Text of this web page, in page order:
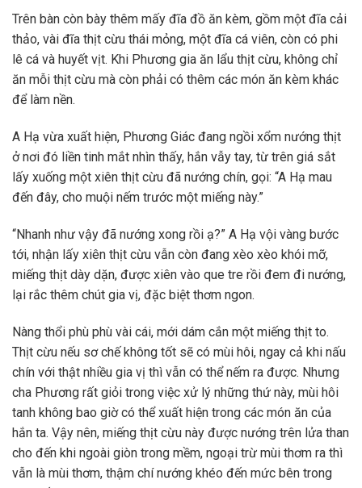
Trên bàn còn bày thêm mấy đĩa đồ ăn kèm, gồm một đĩa cải
thảo, vài đĩa thịt cừu thái mỏng, một đĩa cá viên, còn có phi
lê cá và huyết vịt. Khi Phương gia ăn lẩu thịt cừu, không chỉ
ăn mỗi thịt cừu mà còn phải có thêm các món ăn kèm khác
để làm nền.
A Hạ vừa xuất hiện, Phương Giác đang ngồi xổm nướng thịt
ở nơi đó liền tinh mắt nhìn thấy, hắn vẫy tay, từ trên giá sắt
lấy xuống một xiên thịt cừu đã nướng chín, gọi: “A Hạ mau
đến đây, cho muội nếm trước một miếng này.”
“Nhanh như vậy đã nướng xong rồi ạ?” A Hạ vội vàng bước
tới, nhận lấy xiên thịt cừu vẫn còn đang xèo xèo khói mỡ,
miếng thịt dày dặn, được xiên vào que tre rồi đem đi nướng,
lại rắc thêm chút gia vị, đặc biệt thơm ngon.
Nàng thổi phù phù vài cái, mới dám cắn một miếng thịt to.
Thịt cừu nếu sơ chế không tốt sẽ có mùi hôi, ngay cả khi nấu
chín với thật nhiều gia vị thì vẫn có thể nếm ra được. Nhưng
cha Phương rất giỏi trong việc xử lý những thứ này, mùi hôi
tanh không bao giờ có thể xuất hiện trong các món ăn của
hắn ta. Vậy nên, miếng thịt cừu này được nướng trên lửa than
cho đến khi ngoài giòn trong mềm, ngoại trừ mùi thơm ra thì
vẫn là mùi thơm, thậm chí nướng khéo đến mức bên trong